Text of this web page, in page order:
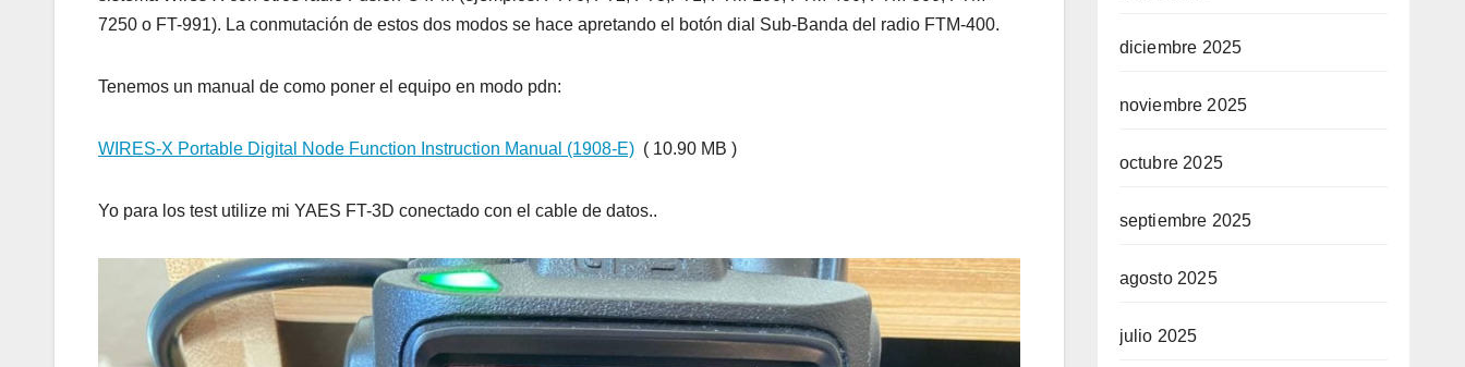
7250 o FT-991). La conmutación de estos dos modos se hace apretando el botón dial Sub-Banda del radio FTM-400.
Tenemos un manual de como poner el equipo en modo pdn:
WIRES-X Portable Digital Node Function Instruction Manual (1908-E) ( 10.90 MB )
Yo para los test utilize mi YAES FT-3D conectado con el cable de datos..
diciembre 2025
noviembre 2025
octubre 2025
septiembre 2025
agosto 2025
julio 2025